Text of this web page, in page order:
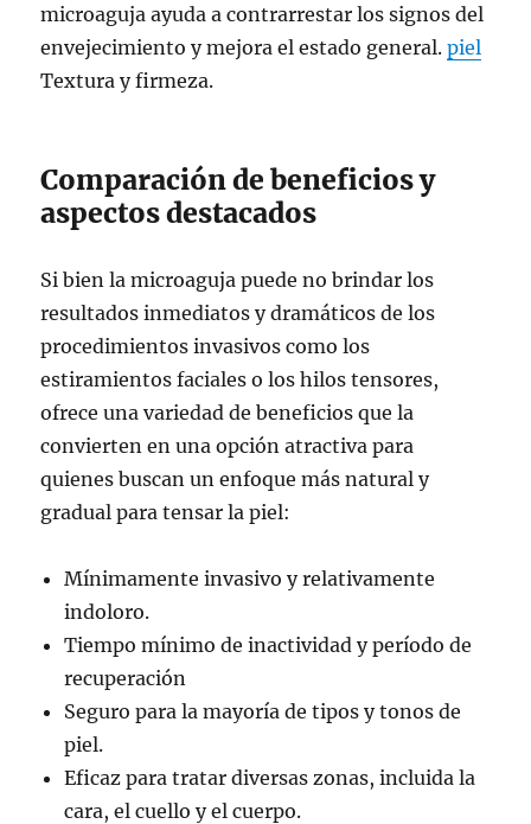
microaguja ayuda a contrarrestar los signos del
envejecimiento y mejora el estado general.piel
Textura y firmeza.
Comparación de beneficios y
aspectos destacados
Si bien la microaguja puede no brindar los
resultados inmediatos y dramáticos de los
procedimientos invasivos como los
estiramientos faciales o los hilos tensores,
ofrece una variedad de beneficios que la
convierten en una opción atractiva para
quienes buscan un enfoque más natural y
gradual para tensar la piel:
Mínimamente invasivo y relativamente
indoloro.
Tiempo mínimo de inactividad y período de
recuperación
Seguro para la mayoría de tipos y tonos de
piel.
Eficaz para tratar diversas zonas, incluida la
cara, el cuello y el cuerpo.